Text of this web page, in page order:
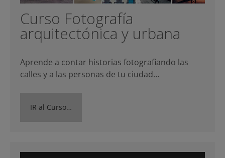
Curso Fotografía
arquitectónica y urbana
Aprende a contar historias fotografiando las
calles y a las personas de tu ciudad…
IR al Curso…